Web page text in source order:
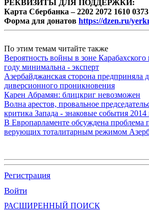
РЕКВИЗИТЫ ДЛЯ ПОДДЕРЖКИ:
Карта Сбербанка – 2202 2072 1610 0373
Форма для донатов https://dzen.ru/
По этим темам читайте также
Вероятность войны в зоне
году минимальна - эксперт
Азербайджанская сторона предприняла
диверсионного проникновения
Карен Абрамян: блицкриг невозможен
Волна арестов, провальное
критика Запада - знаковые события
В Европарламенте обсуждена проблема
верующих тоталитарным режимом
Регистрация
Войти
РАСШИРЕННЫЙ ПОИСК